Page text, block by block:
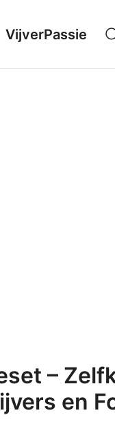
VijverPassie
–
en